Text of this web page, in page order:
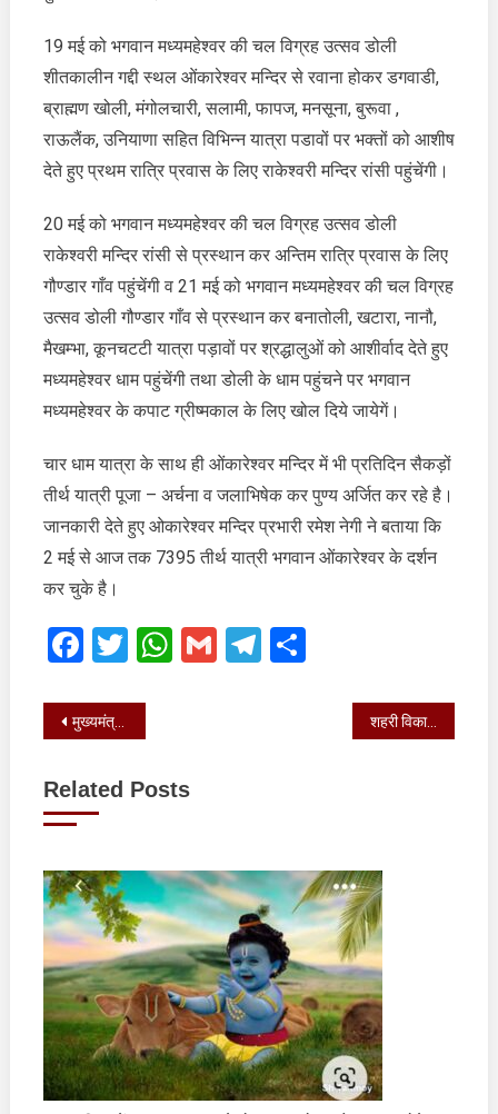
19 मई को भगवान मध्यमहेश्वर की चल विग्रह उत्सव डोली
शीतकालीन गद्दी स्थल ओंकारेश्वर मन्दिर से रवाना होकर डगवाडी,
ब्राह्मण खोली, मंगोलचारी, सलामी, फापज, मनसूना, बुरूवा ,
राऊलैंक, उनियाणा सहित विभिन्न यात्रा पडावों पर भक्तों को आशीष
देते हुए प्रथम रात्रि प्रवास के लिए राकेश्वरी मन्दिर रांसी पहुंचेंगी।
20 मई को भगवान मध्यमहेश्वर की चल विग्रह उत्सव डोली
राकेश्वरी मन्दिर रांसी से प्रस्थान कर अन्तिम रात्रि प्रवास के लिए
गौण्डार गाँव पहुंचेंगी व 21 मई को भगवान मध्यमहेश्वर की चल विग्रह
उत्सव डोली गौण्डार गाँव से प्रस्थान कर बनातोली, खटारा, नानौ,
मैखम्भा, कूनचटटी यात्रा पड़ावों पर श्रद्धालुओं को आशीर्वाद देते हुए
मध्यमहेश्वर धाम पहुंचेंगी तथा डोली के धाम पहुंचने पर भगवान
मध्यमहेश्वर के कपाट ग्रीष्मकाल के लिए खोल दिये जायेगें।
चार धाम यात्रा के साथ ही ओंकारेश्वर मन्दिर में भी प्रतिदिन सैकड़ों
तीर्थ यात्री पूजा – अर्चना व जलाभिषेक कर पुण्य अर्जित कर रहे है।
जानकारी देते हुए ओकारेश्वर मन्दिर प्रभारी रमेश नेगी ने बताया कि
2 मई से आज तक 7395 तीर्थ यात्री भगवान ओंकारेश्वर के दर्शन
कर चुके है।
Facebook
Twitter
WhatsApp
GmailTelegram
Share
Post
मुख्यमंत्री आवास में 16वें वित्त आयोग के अध्यक्ष अरविंद पनगढ़िया के नेतृत्व में उत्तराखण्ड के दौरे पर आए आयोग के प्रतिनिधिमंडल का स्वागत शहरी विकास विभाग द्वारा महिला स्वयं सहायता समूहों की सहायता हेतु तैयार तीन वेब पोर्टल भी लॉन्च किए
Related Posts